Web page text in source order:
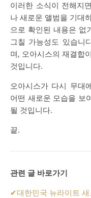
이러한 소식이 전해지
나 새로운 앨범을 기대
으로 확인된 내용은 없
그칠 가능성도 있습니
며, 오아시스의 재결합
것입니다.
오아시스가 다시 무대
어떤 새로운 모습을 보
될 것입니다.
끝.
관련 글 바로가기
✔대한민국 뉴라이트